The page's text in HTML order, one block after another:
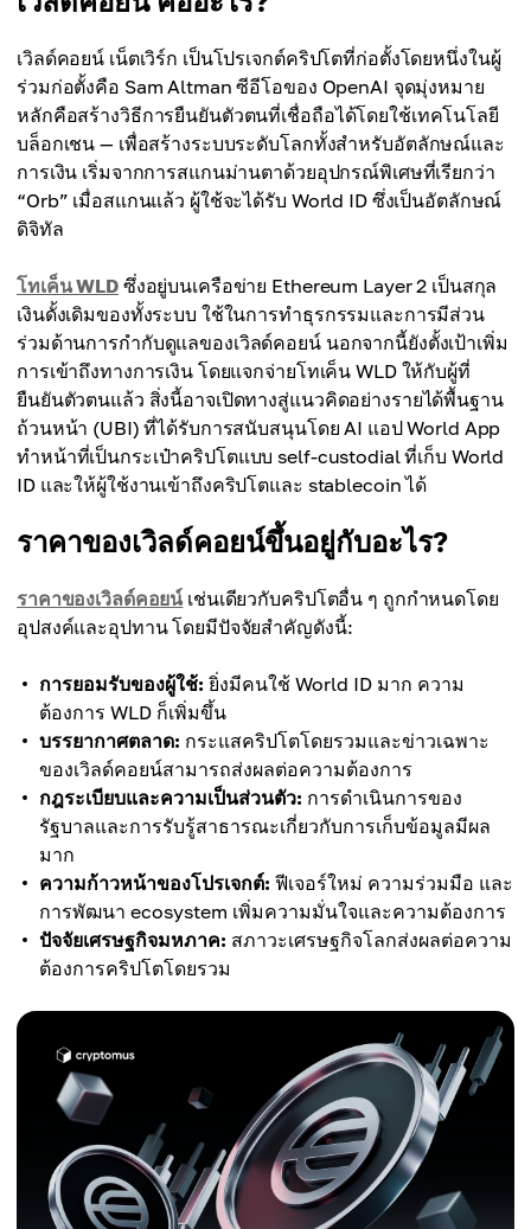
เวิลด์คอยน์ เน็ตเวิร์ก เป็นโปรเจกต์คริปโตที่ก่อตั้งโดยหนึ่งในผู้
ร่วมก่อตั้งคือ Sam Altman ซีอีโอของ OpenAI จุดมุ่งหมาย
หลักคือสร้างวิธีการยืนยันตัวตนที่เชื่อถือได้โดยใช้เทคโนโลยี
บล็อกเชน — เพื่อสร้างระบบระดับโลกทั้งสำหรับอัตลักษณ์และ
การเงิน เริ่มจากการสแกนม่านตาด้วยอุปกรณ์พิเศษที่เรียกว่า
“Orb” เมื่อสแกนแล้ว ผู้ใช้จะได้รับ World ID ซึ่งเป็นอัตลักษณ์
ดิจิทัล
โทเค็น WLDซึ่งอยู่บนเครือข่าย Ethereum Layer 2 เป็นสกุล
เงินดั้งเดิมของทั้งระบบ ใช้ในการทำธุรกรรมและการมีส่วน
ร่วมด้านการกำกับดูแลของเวิลด์คอยน์ นอกจากนี้ยังตั้งเป้าเพิ่ม
การเข้าถึงทางการเงิน โดยแจกจ่ายโทเค็น WLD ให้กับผู้ที่
ยืนยันตัวตนแล้ว สิ่งนี้อาจเปิดทางสู่แนวคิดอย่างรายได้พื้นฐาน
ถ้วนหน้า (UBI) ที่ได้รับการสนับสนุนโดย AI แอป World App
ทำหน้าที่เป็นกระเป๋าคริปโตแบบ self-custodial ที่เก็บ World
ID และให้ผู้ใช้งานเข้าถึงคริปโตและ stablecoin ได้
ราคาของเวิลด์คอยน์ขึ้นอยู่กับอะไร?
ราคาของเวิลด์คอยน์เช่นเดียวกับคริปโตอื่น ๆ ถูกกำหนดโดย
อุปสงค์และอุปทาน โดยมีปัจจัยสำคัญดังนี้:
การยอมรับของผู้ใช้: ยิ่งมีคนใช้ World ID มาก ความ
ต้องการ WLD ก็เพิ่มขึ้น
บรรยากาศตลาด: กระแสคริปโตโดยรวมและข่าวเฉพาะ
ของเวิลด์คอยน์สามารถส่งผลต่อความต้องการ
กฎระเบียบและความเป็นส่วนตัว: การดำเนินการของ
รัฐบาลและการรับรู้สาธารณะเกี่ยวกับการเก็บข้อมูลมีผล
มาก
ความก้าวหน้าของโปรเจกต์: ฟีเจอร์ใหม่ ความร่วมมือ และ
การพัฒนา ecosystem เพิ่มความมั่นใจและความต้องการ
ปัจจัยเศรษฐกิจมหภาค: สภาวะเศรษฐกิจโลกส่งผลต่อความ
ต้องการคริปโตโดยรวม